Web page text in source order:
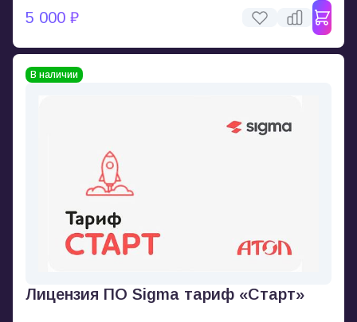
5 000 ₽
В наличии
Лицензия ПО Sigma тариф «Старт»